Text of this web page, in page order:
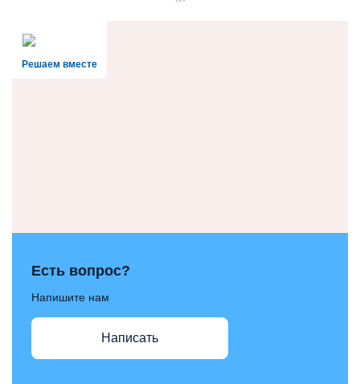
Решаем вместе
Есть вопрос?
Напишите нам
Написать